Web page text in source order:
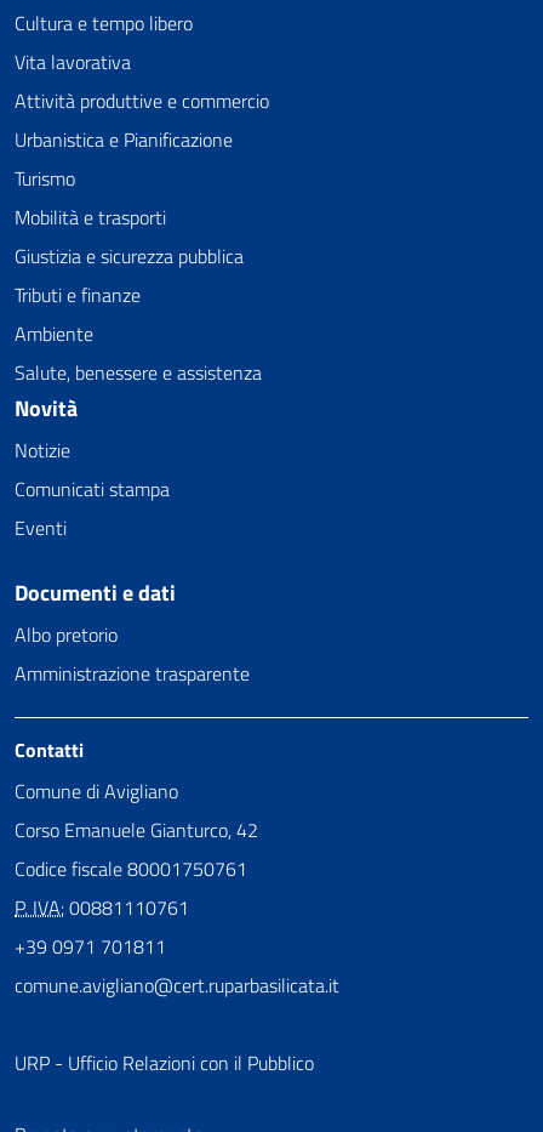
Cultura e tempo libero
Vita lavorativa
Attività produttive e commercio
Urbanistica e Pianificazione
Turismo
Mobilità e trasporti
Giustizia e sicurezza pubblica
Tributi e finanze
Ambiente
Salute, benessere e assistenza
Novità
Notizie
Comunicati stampa
Eventi
Documenti e dati
Albo pretorio
Amministrazione trasparente
Contatti
Comune di Avigliano
Corso Emanuele Gianturco, 42
Codice fiscale 80001750761
P. IVA:00881110761
+39 0971 701811
comune.avigliano@cert.ruparbasilicata.it
URP - Ufficio Relazioni con il Pubblico